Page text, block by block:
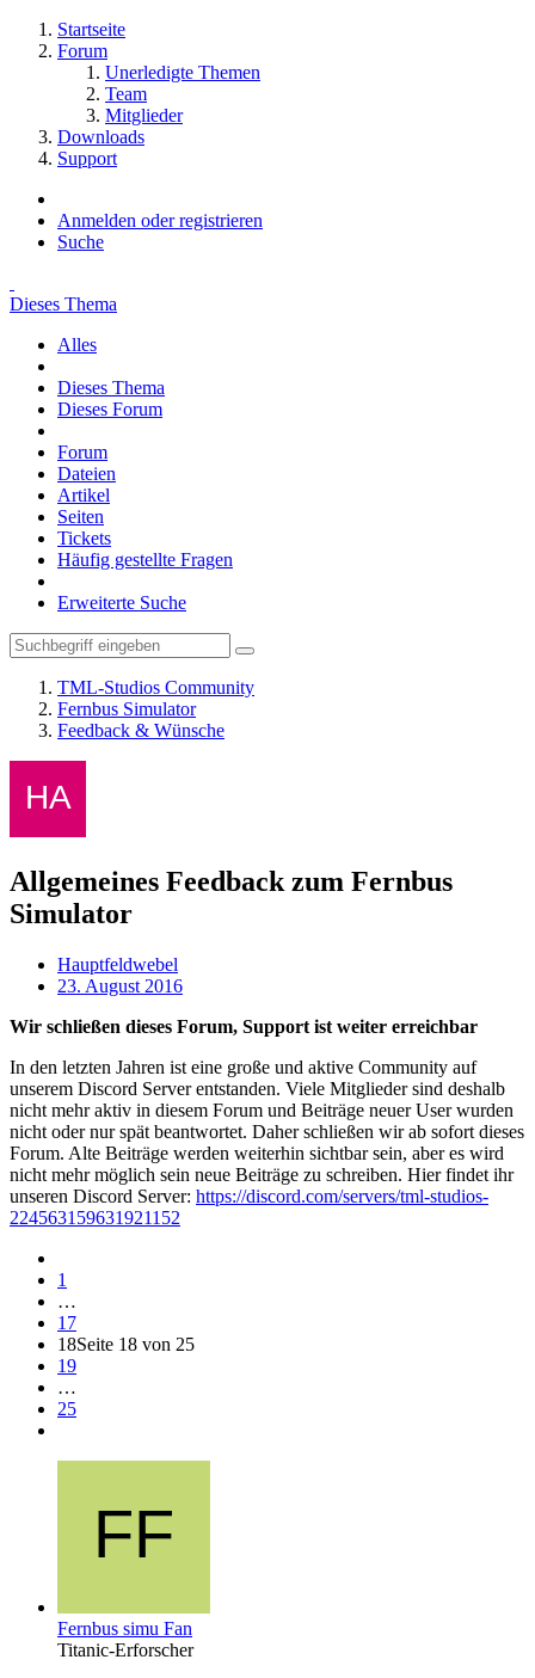
Startseite
Forum
Unerledigte Themen
Team
Mitglieder
Downloads
Support
Anmelden oder registrieren
Suche
Dieses Thema
Alles
Dieses Thema
Dieses Forum
Forum
Dateien
Artikel
Seiten
Tickets
Häufig gestellte Fragen
Erweiterte Suche
TML-Studios Community
Fernbus Simulator
Feedback & Wünsche
Allgemeines Feedback zum Fernbus
Simulator
Hauptfeldwebel
23. August 2016
Wir schließen dieses Forum, Support ist weiter erreichbar
In den letzten Jahren ist eine große und aktive Community auf
unserem Discord Server entstanden. Viele Mitglieder sind deshalb
nicht mehr aktiv in diesem Forum und Beiträge neuer User wurden
nicht oder nur spät beantwortet. Daher schließen wir ab sofort dieses
Forum. Alte Beiträge werden weiterhin sichtbar sein, aber es wird
nicht mehr möglich sein neue Beiträge zu schreiben. Hier findet ihr
unseren Discord Server: https://discord.com/servers/tml-studios-
224563159631921152
1
…
17
18Seite 18 von 25
19
…
25
Fernbus simu Fan
Titanic-Erforscher